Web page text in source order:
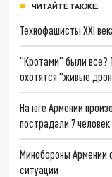
ЧИТАЙТЕ ТАКЖЕ:
Технофашисты XXI
"Кротами" были все?
охотятся "живые
На юге Армении
пострадали 7 человек
Минобороны Армении
ситуации